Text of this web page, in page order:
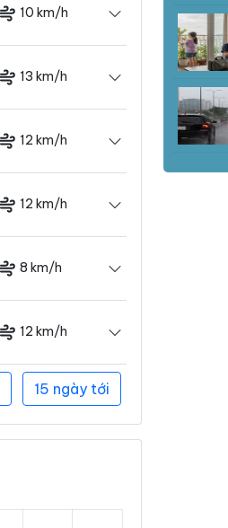
10 km/h
13 km/h
12 km/h
12 km/h
8 km/h
12 km/h
15 ngày tới